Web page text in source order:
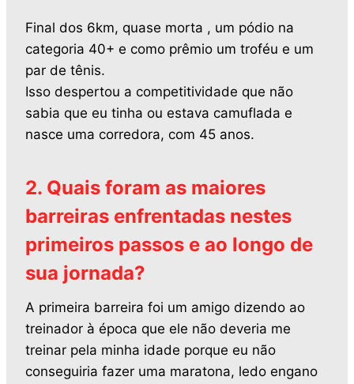
Final dos 6km, quase morta , um pódio na
categoria 40+ e como prêmio um troféu e um
par de tênis.
Isso despertou a competitividade que não
sabia que eu tinha ou estava camuflada e
nasce uma corredora, com 45 anos.
2. Quais foram as maiores
barreiras enfrentadas nestes
primeiros passos e ao longo de
sua jornada?
A primeira barreira foi um amigo dizendo ao
treinador à época que ele não deveria me
treinar pela minha idade porque eu não
conseguiria fazer uma maratona, ledo engano